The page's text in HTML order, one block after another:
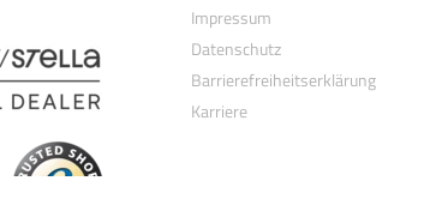
(öffnet in neuem Tab)
Impressum
Datenschutz
Barrierefreiheitserklärung
Karriere